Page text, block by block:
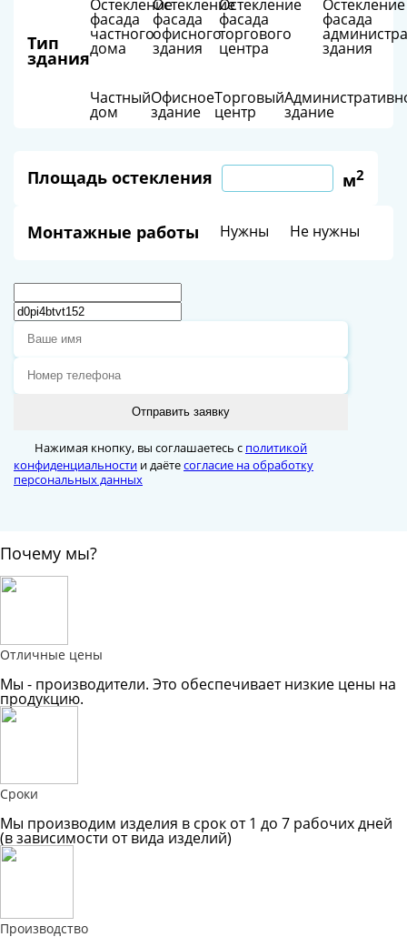
Тип
здания
Частный
дом
Офисное
здание
Торговый
центр здание
Площадь остекления м2
Монтажные работы Нужны Не нужны
Отправить заявку
Нажимая кнопку, вы соглашаетесь с политикой
конфиденциальности и даётесогласие на обработку
персональных данных
Почему мы?
Отличные цены
Мы - производители. Это обеспечивает низкие цены на
продукцию.
Сроки
Мы производим изделия в срок от 1 до 7 рабочих дней
(в зависимости от вида изделий)
Производство